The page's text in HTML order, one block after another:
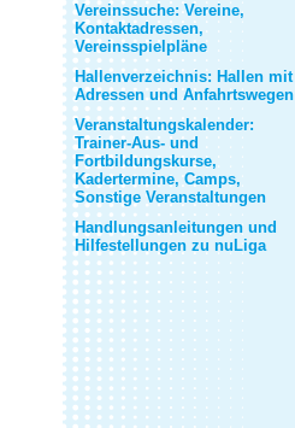
Vereinssuche: Vereine,
Kontaktadressen,
Vereinsspielpläne
Hallenverzeichnis: Hallen mit
Adressen und Anfahrtswegen
Veranstaltungskalender:
Trainer-Aus- und
Fortbildungskurse,
Kadertermine, Camps,
Sonstige Veranstaltungen
Handlungsanleitungen und
Hilfestellungen zu nuLiga